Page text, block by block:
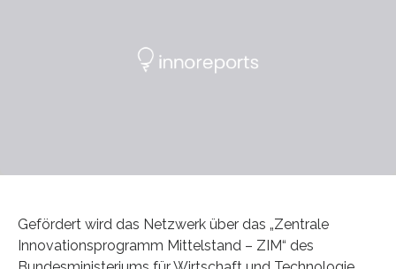
Gefördert wird das Netzwerk über das „Zentrale
Innovationsprogramm Mittelstand – ZIM“ des